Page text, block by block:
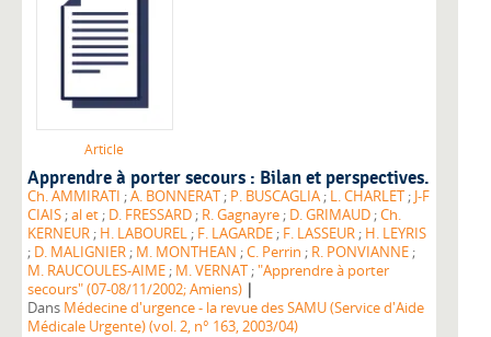
Article
Apprendre à porter secours : Bilan et perspectives.
Ch. AMMIRATI ;A. BONNERAT ; P. BUSCAGLIA ; L. CHARLET ; J-F
CIAIS ;al et ; D. FRESSARD ; R. Gagnayre ; D. GRIMAUD ;Ch.
KERNEUR ; H. LABOUREL ; F. LAGARDE ; F. LASSEUR ; H. LEYRIS
; D. MALIGNIER ; M. MONTHEAN ;C. Perrin ; R. PONVIANNE ;
M. RAUCOULES-AIME ; M. VERNAT ;"Apprendre à porter
secours" (07-08/11/2002; Amiens) |
Dans Médecine d'urgence - la revue des SAMU (Service d'Aide
Médicale Urgente) (vol. 2, n° 163, 2003/04)